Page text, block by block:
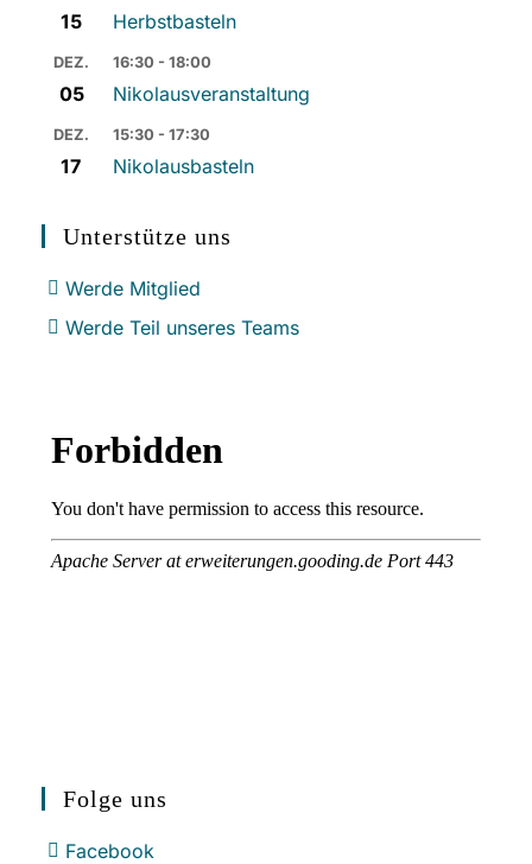
15 Herbstbasteln
DEZ.
05
16:30 - 18:00
Nikolausveranstaltung
DEZ.
17
15:30 - 17:30
Nikolausbasteln
Unterstütze uns
Werde Mitglied
Werde Teil unseres Teams
Folge uns
Facebook